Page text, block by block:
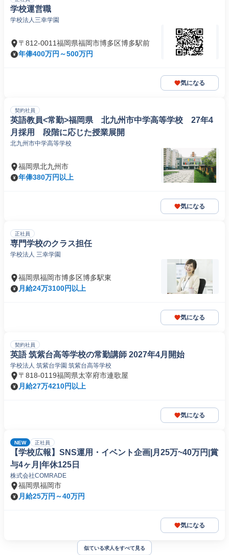
学校運営職
学校法人三幸学園
〒812-0011福岡県福岡市博多区博多駅前
年俸400万円～500万円
気になる
契約社員
英語教員<常勤>福岡県 北九州市中学高等学校 27年4
月採用 段階に応じた授業展開
北九州市中学高等学校
福岡県北九州市
年俸380万円以上
気になる
正社員
専門学校のクラス担任
学校法人 三幸学園
福岡県福岡市博多区博多駅東
月給24万3100円以上
気になる
契約社員
英語 筑紫台高等学校の常勤講師 2027年4月開始
学校法人 筑紫台学園 筑紫台高等学校
〒818-0119福岡県太宰府市連歌屋
月給27万4210円以上
気になる
NEW 正社員
【学校広報】SNS運用・イベント企画|月25万~40万円|賞
与4ヶ月|年休125日
株式会社COMRADE
福岡県福岡市
月給25万円～40万円
気になる
似ている求人をすべて見る